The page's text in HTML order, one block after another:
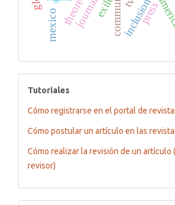
inclusion
press
exile
mexico
tutoriales
Tutoriales
Cómo registrarse en el portal de
Cómo postular un artículo en las
Cómo realizar la revisión de un artículo
revisor)